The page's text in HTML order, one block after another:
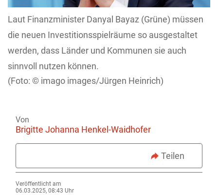
Laut Finanzminister Danyal Bayaz (Grüne) müssen
die neuen Investitionsspielräume so ausgestaltet
werden, dass Länder und Kommunen sie auch
sinnvoll nutzen können.
imago images/Jürgen Heinrich)
Von
Brigitte Johanna Henkel-Waidhofer
Teilen
Veröffentlicht am
06.03.2025, 08:43 Uhr